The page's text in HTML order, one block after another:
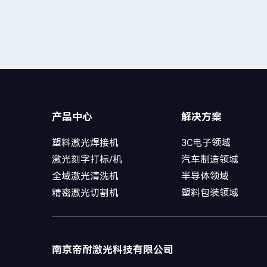
产品中心
塑料激光焊接机
激光刻字打标/机
全域激光清洗机
精密激光切割机
解决方案
3C电子领域
汽车制造领域
半导体领域
塑料包装领域
南京帝耐激光科技有限公司